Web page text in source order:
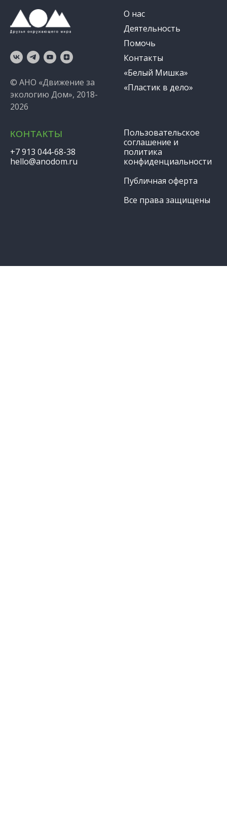
© АНО «Движение за
экологию Дом», 2018-
2026
О нас
Деятельность
Помочь
Контакты
«Белый Мишка»
«Пластик в дело»
КОНТАКТЫ
+7 913 044-68-38
hello@anodom.ru
Пользовательское
соглашение и
политика
конфиденциальности
Публичная оферта
Все права защищены